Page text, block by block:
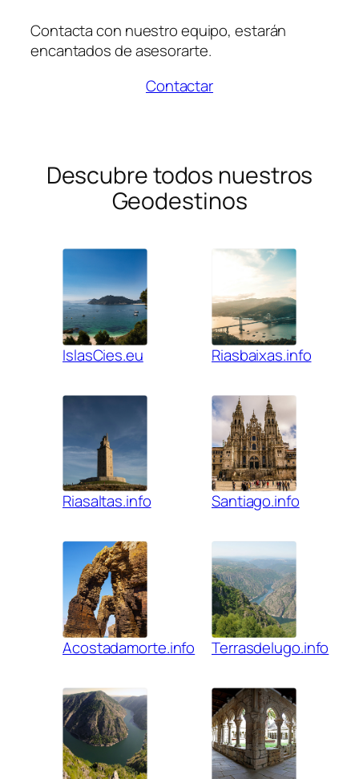
Contacta con nuestro equipo, estarán
encantados de asesorarte.
Contactar
Descubre todos nuestros
Geodestinos
IslasCies.eu Riasbaixas.info
Riasaltas.info Santiago.info
Acostadamorte.info Terrasdelugo.info